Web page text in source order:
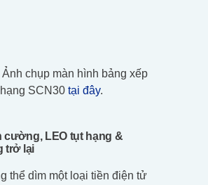
chụp màn hình bảng xếp
hạng SCN30 tại đây.
cường, LEO tụt hạng &
trở lại
thể dìm một loại tiền điện tử